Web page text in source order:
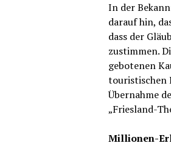
In der
darauf hin,
dass der
zustimmen.
gebotenen
touristischen
Übernahme
„Friesland-
Millionen-